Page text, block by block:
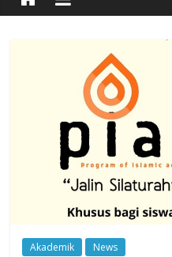
Timur
Akademik News